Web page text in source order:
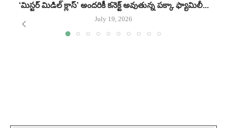
‘మిస్టర్ మిడిల్ క్లాస్’ అందరికీ కనెక్ట్ అవుతున్న పక్కా ఫ్యామిలీ...
July 19, 2026